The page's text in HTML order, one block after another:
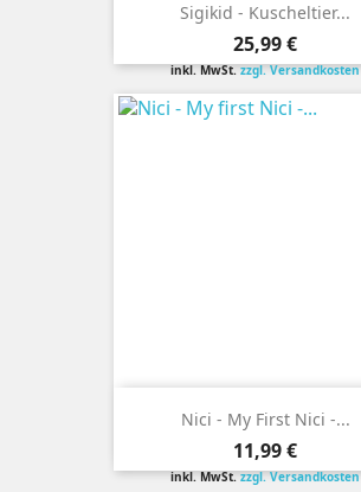
Sigikid - Kuscheltier...
Preis
25,99 €
inkl. MwSt.zzgl. Versandkosten
Nici - My First Nici -...
Preis
11,99 €
inkl. MwSt.zzgl. Versandkosten